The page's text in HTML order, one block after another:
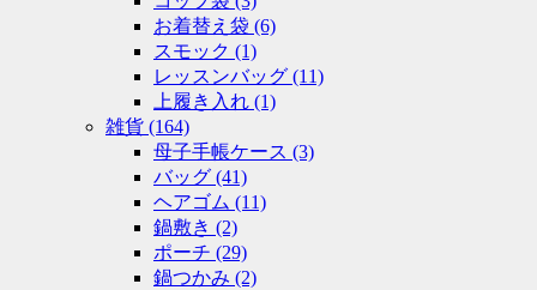
お着替え袋 (6)
スモック (1)
レッスンバッグ (11)
上履き入れ (1)
雑貨 (164)
母子手帳ケース (3)
バッグ (41)
ヘアゴム (11)
鍋敷き (2)
ポーチ (29)
鍋つかみ (2)